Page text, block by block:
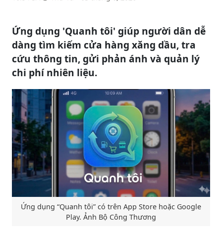
Ứng dụng 'Quanh tôi' giúp người dân dễ
dàng tìm kiếm cửa hàng xăng dầu, tra
cứu thông tin, gửi phản ánh và quản lý
chi phí nhiên liệu.
Ứng dụng “Quanh tôi” có trên App Store hoặc Google
Play. Ảnh Bộ Công Thương